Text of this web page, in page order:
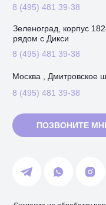
Москва , Дмитровское
8 (495) 481 39-38
ПОЗВОНИТЕ
8 (495) 481 39-38
8 (495) 481 39-38
Зеленоград, корпус
рядом с Дикси